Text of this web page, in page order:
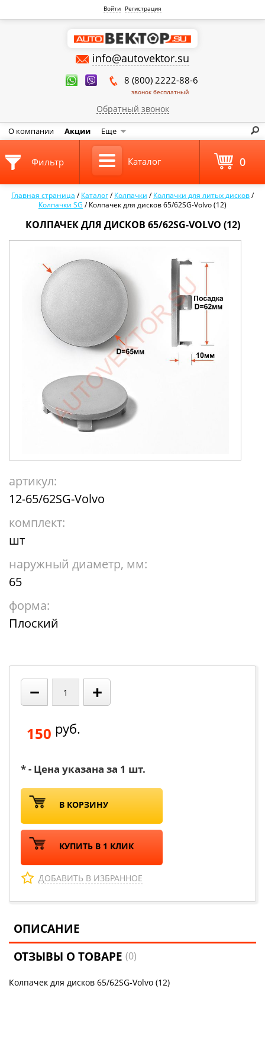
Войти Регистрация
info@autovektor.su
8 (800) 2222-88-6
звонок бесплатный
Обратный звонок
О компании Акции Еще
Главная страница /Каталог/Колпачки /Колпачки для литых дисков/
Колпачки SG /Колпачек для дисков 65/62SG-Volvo (12)
КОЛПАЧЕК ДЛЯ ДИСКОВ 65/62SG-VOLVO (12)
артикул:
12-65/62SG-Volvo
комплект:
шт
наружный диаметр, мм:
65
форма:
Плоский
− +
150 руб.
* - Цена указана за 1 шт.
В КОРЗИНУ
КУПИТЬ В 1 КЛИК
ДОБАВИТЬ В ИЗБРАННОЕ
ОПИСАНИЕ
ОТЗЫВЫ О ТОВАРЕ(0)
Колпачек для дисков 65/62SG-Volvo (12)
Фильтр Каталог 0